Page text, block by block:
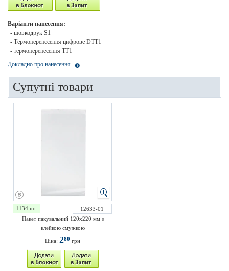
Варіанти нанесення:
- шовкодрук S1
- Термоперенесення цифрове DTT1
- термоперенесення TT1
Докладно про нанесення
Супутні товари
1134 шт.
12633-01
Пакет пакувальний 120х220 мм з
клейкою смужкою
Ціна: 280 грн